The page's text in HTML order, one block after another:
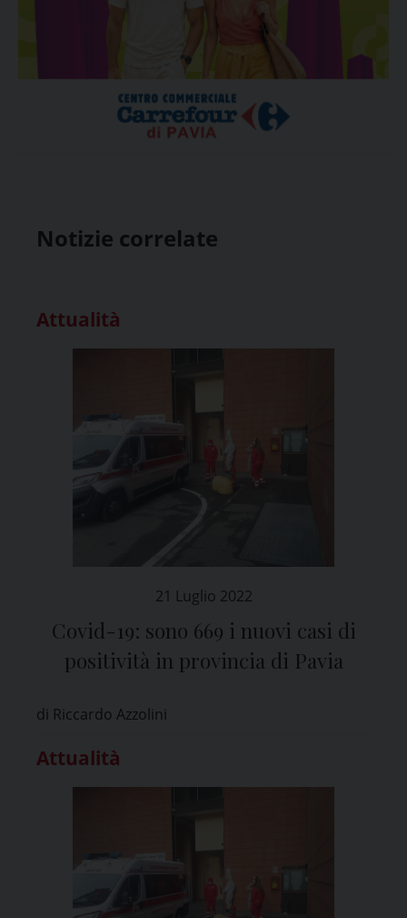
Notizie correlate
Attualità
21 Luglio 2022
Covid-19: sono 669 i nuovi casi di
positività in provincia di Pavia
di Riccardo Azzolini
Attualità